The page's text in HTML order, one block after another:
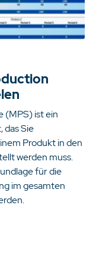
(MPS) ist ein
das Sie
Produkt in den
werden muss.
für die
im gesamten